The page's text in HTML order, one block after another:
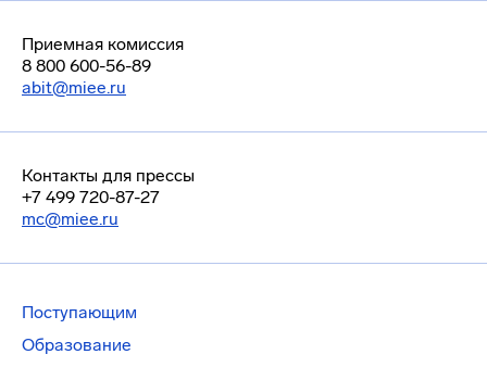
Приемная комиссия
8 800 600-56-89
abit@miee.ru
Контакты для прессы
+7 499 720-87-27
mc@miee.ru
Поступающим
Образование